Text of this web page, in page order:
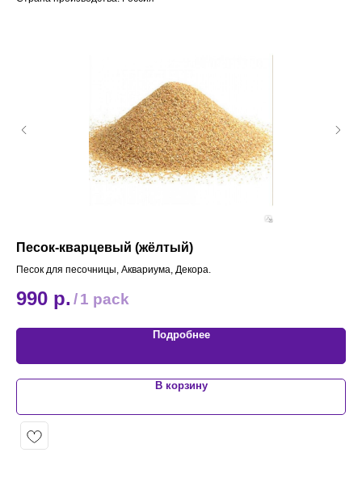
Песок-кварцевый (жёлтый)
Песок для песочницы, Аквариума, Декора.
990 р. /1 pack
Подробнее
В корзину